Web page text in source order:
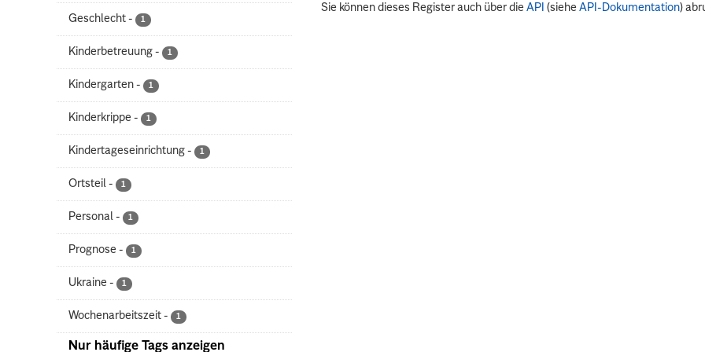
Geschlecht - 1
Kinderbetreuung - 1
Kindergarten - 1
Kinderkrippe - 1
Kindertageseinrichtung - 1
Ortsteil - 1
Personal - 1
Prognose - 1
Ukraine - 1
Wochenarbeitszeit - 1
Nur häufige Tags anzeigen
Sie können dieses Register auch über dieAPI (sieheAPI-Dokumentation)